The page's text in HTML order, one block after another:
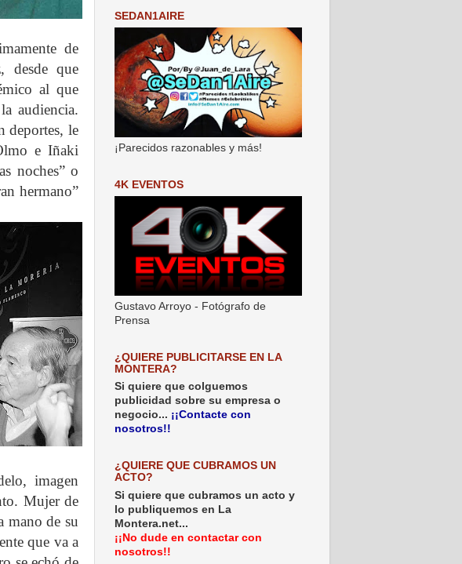
de
desde que
al que
audiencia.
deportes, le
e Iñaki
noches” o
hermano”
imagen
Mujer de
mano de su
que va a
SEDAN1AIRE
¡Parecidos razonables y más!
4K EVENTOS
Gustavo Arroyo - Fotógrafo de
Prensa
¿QUIERE PUBLICITARSE EN LA
MONTERA?
Si quiere que colguemos
publicidad sobre su empresa o
negocio... ¡¡Contacte con
nosotros!!
¿QUIERE QUE CUBRAMOS UN
ACTO?
Si quiere que cubramos un acto y
lo publiquemos en La
Montera.net...
¡¡No dude en contactar con
nosotros!!